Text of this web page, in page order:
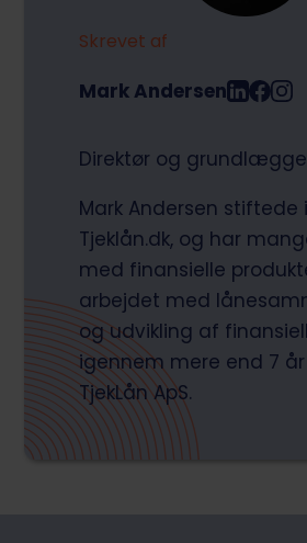
Skrevet af
Mark Andersen
Direktør og
Mark Andersen stiftede
Tjeklån.dk, og har
med finansielle
arbejdet med
og udvikling af
igennem mere end 7 år
TjekLån ApS.